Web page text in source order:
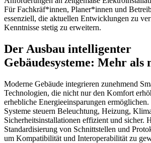
Für Fachkräf*innen, Planer*innen und
essenziell, die aktuellen Entwicklungen zu
Kenntnisse stetig zu erweitern.
Der Ausbau intelligenter
Gebäudesysteme: Mehr
Moderne Gebäude integrieren zunehmend
Technologien, die nicht nur den Komfort
erhebliche Energieeinsparungen
Systeme steuern Beleuchtung, Heizung,
Sicherheitsinstallationen effizient und sicher.
Standardisierung von Schnittstellen und
um Kompatibilität und Interoperabilität zu